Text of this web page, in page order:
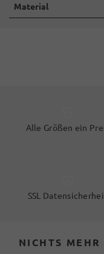
Material
Alle Größen ein
SSL
NICHTS MEHR